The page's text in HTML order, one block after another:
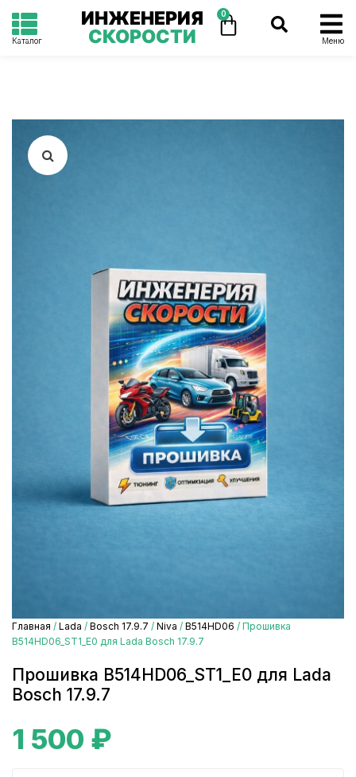
Каталог
ИНЖЕНЕРИЯ
СКОРОСТИ
0
Меню
Главная / Lada / Bosch 17.9.7 / Niva / B514HD06 / Прошивка
B514HD06_ST1_E0 для Lada Bosch 17.9.7
Прошивка B514HD06_ST1_E0 для Lada
Bosch 17.9.7
1 500 ₽